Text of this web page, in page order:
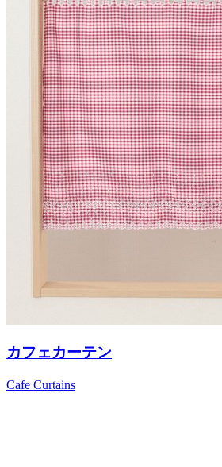
カフェカーテン
Cafe Curtains